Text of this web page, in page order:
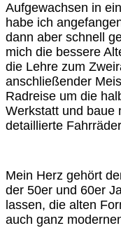
Aufgewachsen in
habe ich
dann aber schnell
mich die bessere
die Lehre zum
anschließender
Radreise um die
Werkstatt und baue
detaillierte
Mein Herz gehört
der 50er und 60er
lassen, die alten
auch ganz